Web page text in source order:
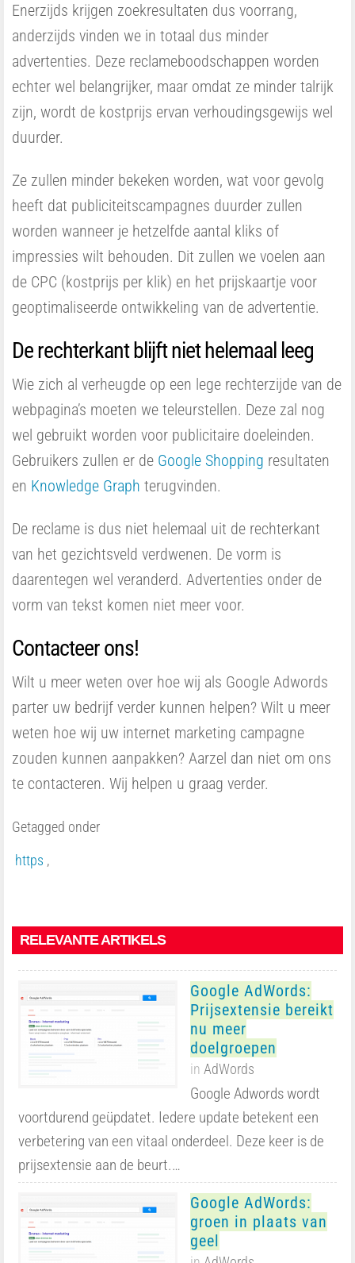
Enerzijds krijgen zoekresultaten dus voorrang,
anderzijds vinden we in totaal dus minder
advertenties. Deze reclameboodschappen worden
echter wel belangrijker, maar omdat ze minder talrijk
zijn, wordt de kostprijs ervan verhoudingsgewijs wel
duurder.
Ze zullen minder bekeken worden, wat voor gevolg
heeft dat publiciteitscampagnes duurder zullen
worden wanneer je hetzelfde aantal kliks of
impressies wilt behouden. Dit zullen we voelen aan
de CPC (kostprijs per klik) en het prijskaartje voor
geoptimaliseerde ontwikkeling van de advertentie.
De rechterkant blijft niet helemaal leeg
Wie zich al verheugde op een lege rechterzijde van de
webpagina’s moeten we teleurstellen. Deze zal nog
wel gebruikt worden voor publicitaire doeleinden.
Gebruikers zullen er de Google Shopping resultaten
en Knowledge Graph terugvinden.
De reclame is dus niet helemaal uit de rechterkant
van het gezichtsveld verdwenen. De vorm is
daarentegen wel veranderd. Advertenties onder de
vorm van tekst komen niet meer voor.
Contacteer ons!
Wilt u meer weten over hoe wij als Google Adwords
parter uw bedrijf verder kunnen helpen? Wilt u meer
weten hoe wij uw internet marketing campagne
zouden kunnen aanpakken? Aarzel dan niet om ons
te contacteren. Wij helpen u graag verder.
Getagged onder
https
RELEVANTE ARTIKELS
Google AdWords:
Prijsextensie bereikt
nu meer
doelgroepen
in AdWords
Google Adwords wordt
voortdurend geüpdatet. Iedere update betekent een
verbetering van een vitaal onderdeel. Deze keer is de
prijsextensie aan de beurt.…
Google AdWords:
groen in plaats van
geel